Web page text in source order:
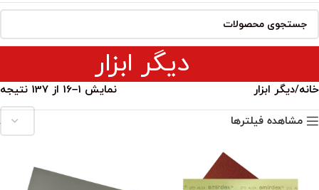
دیگر ابزار
خانه دیگر ابزار نمایش 1–16 از 137 نتیجه
مشاهده فیلترها